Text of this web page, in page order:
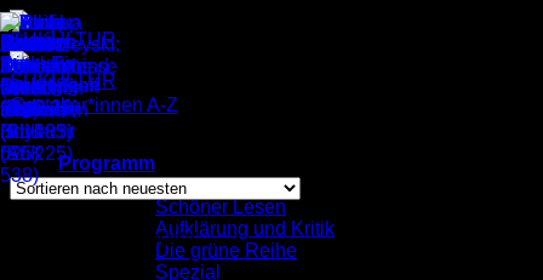
Zum
Inhalt
springen
Programm
komplett
Schöner Lesen
Aufklärung und Kritik
Die grüne Reihe
Spezial
Gestalter*innen A-Z
Einzelnes Ergebnis wird angezeigt
Christof Heppeler